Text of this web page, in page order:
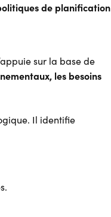
de planification
sur la base de
les besoins
Il identifie